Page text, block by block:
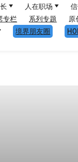
人在职场
专栏 系列专题 原
境界朋友圈